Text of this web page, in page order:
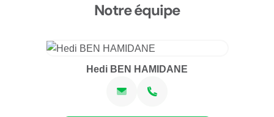
Notre équipe
Hedi BEN HAMIDANE